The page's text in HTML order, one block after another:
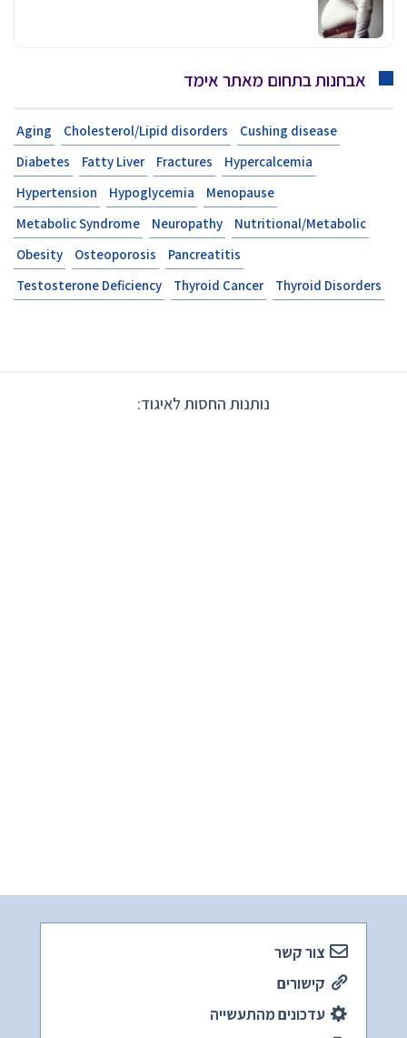
אבחנות בתחום מאתר אימד
Aging Cholesterol/Lipid disorders
Cushing disease
Diabetes
Fatty Liver Fractures
Hypercalcemia
Hypertension
Hypoglycemia
Menopause
Metabolic Syndrome
Neuropathy
Nutritional/Metabolic
Obesity
Osteoporosis
Pancreatitis
Testosterone Deficiency
Thyroid Cancer Thyroid Disorders
נותנות החסות לאיגוד:
צור קשר
קישורים
עדכונים מהתעשייה